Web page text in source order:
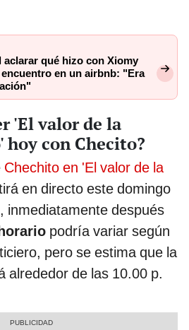
qué hizo con Xiomy
en un airbnb: "Era
'El valor de la
hoy con Checito?
Chechito en 'El valor de la
en directo este domingo
inmediatamente después
podría variar según
pero se estima que la
alrededor de las 10.00 p.